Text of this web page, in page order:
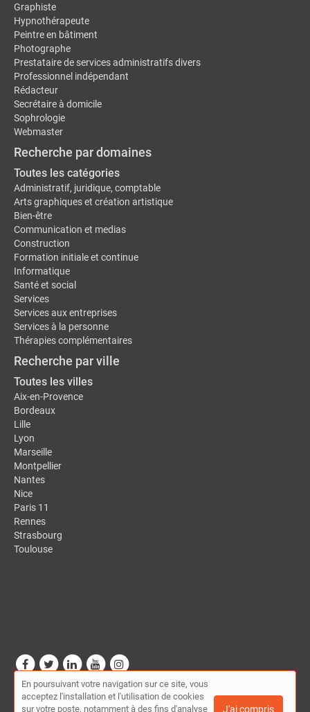
Graphiste
Hypnothérapeute
Peintre en bâtiment
Photographe
Prestataire de services administratifs divers
Professionnel indépendant
Rédacteur
Secrétaire à domicile
Sophrologie
Webmaster
Recherche par domaines
Toutes les catégories
Administratif, juridique, comptable
Arts graphiques et création artistique
Bien-être
Communication et medias
Construction
Formation initiale et continue
Informatique
Santé et social
Services
Services aux entreprises
Services à la personne
Thérapies complémentaires
Recherche par ville
Toutes les villes
Aix-en-Provence
Bordeaux
Lille
Lyon
Marseille
Montpellier
Nantes
Nice
Paris 11
Rennes
Strasbourg
Toulouse
© Mon-presta.fr - Annuaire des indépendants (FNAE) 2026 |
du site|Mon compte | Contact
En poursuivant votre navigation sur ce site, vous
acceptez l'installation et l'utilisation de cookies
sur votre poste, notamment à des fins d'analyse
J'ai compris